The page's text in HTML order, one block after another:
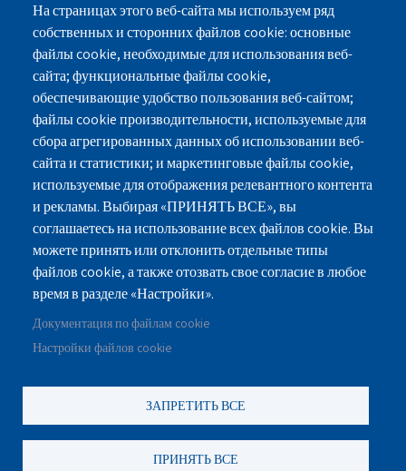
Дома престарелых в Рамат Ашарон
Дома престарелых в Од а-Шарон
Дома престарелых в Петах-Тикве
Дома престарелых в Раанане
Дома престарелых в Хадере
г.Нетания, ул.Пинхас Лавон 18, здание-Лев
Ясмин, Этаж 2
077-3006194
gilashlishi@gmail.com
На страницах этого веб-сайта мы используем ряд
собственных и сторонних файлов cookie: основные
файлы cookie, необходимые для использования веб-
сайта; функциональные файлы cookie,
обеспечивающие удобство пользования веб-сайтом;
файлы cookie производительности, используемые для
сбора агрегированных данных об использовании веб-
сайта и статистики; и маркетинговые файлы cookie,
используемые для отображения релевантного контента
и рекламы. Выбирая «ПРИНЯТЬ ВСЕ», вы
соглашаетесь на использование всех файлов cookie. Вы
можете принять или отклонить отдельные типы
файлов cookie, а также отозвать свое согласие в любое
время в разделе «Настройки».
Документация по файлам cookie
Настройки файлов cookie
ЗАПРЕТИТЬ ВСЕ
ПРИНЯТЬ ВСЕ
נוקה ווב סטודיו
כול הזכויות שמורות לסטודיו נוקה
עיצוב ופיתוח אתרי אינטרנט